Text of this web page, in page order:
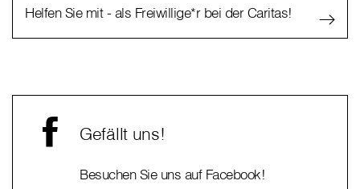
Helfen Sie mit - als Freiwillige*r bei der Caritas!
Gefällt uns!
Besuchen Sie uns auf Facebook!